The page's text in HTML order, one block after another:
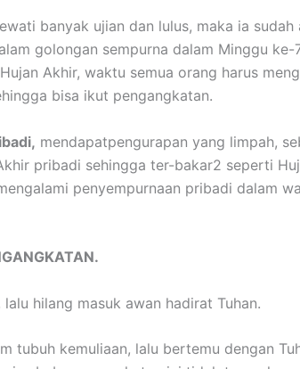
banyak ujian dan lulus, maka ia sudah
golongan sempurna dalam Minggu ke-
Akhir, waktu semua orang harus
bisa ikut pengangkatan.
mendapatpengurapan yang limpah,
pribadi sehingga ter-bakar2 seperti
penyempurnaan pribadi dalam
hilang masuk awan hadirat Tuhan.
tubuh kemuliaan, lalu bertemu dengan